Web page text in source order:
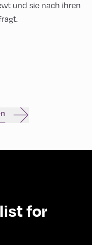
und sie nach ihren
for